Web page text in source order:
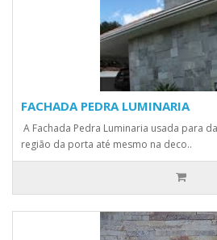
FACHADA PEDRA LUMINARIA
A Fachada Pedra Luminaria usada para
região da porta até mesmo na deco..